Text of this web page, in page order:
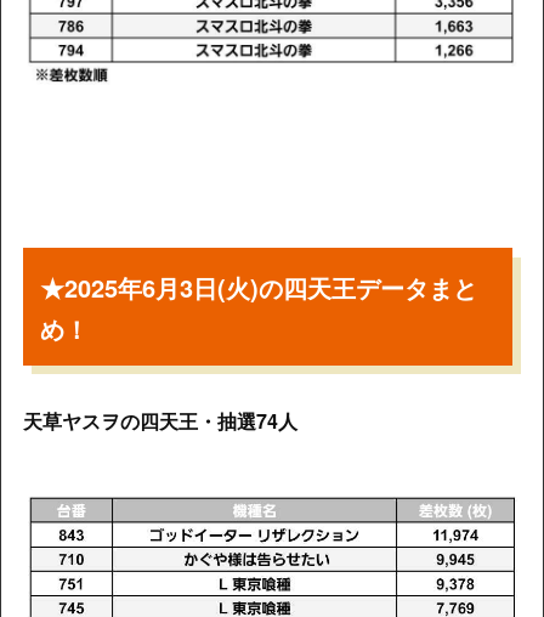
★2025年6月3日(火)の四天王データまと
め！
天草ヤスヲの四天王・抽選74人